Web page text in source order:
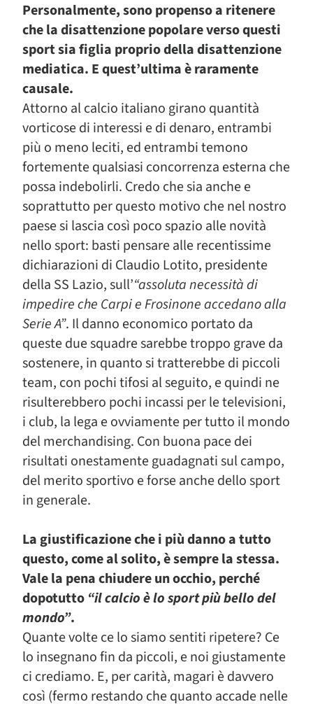
Personalmente, sono propenso a ritenere
che la disattenzione popolare verso questi
sport sia figlia proprio della disattenzione
mediatica. E quest’ultima è raramente
causale.
Attorno al calcio italiano girano quantità
vorticose di interessi e di denaro, entrambi
più o meno leciti, ed entrambi temono
fortemente qualsiasi concorrenza esterna che
possa indebolirli. Credo che sia anche e
soprattutto per questo motivo che nel nostro
paese si lascia così poco spazio alle novità
nello sport: basti pensare alle recentissime
dichiarazioni di Claudio Lotito, presidente
della SS Lazio, sull’“assoluta necessità di
impedire che Carpi e Frosinone accedano alla
Serie A”. Il danno economico portato da
queste due squadre sarebbe troppo grave da
sostenere, in quanto si tratterebbe di piccoli
team, con pochi tifosi al seguito, e quindi ne
risulterebbero pochi incassi per le televisioni,
i club, la lega e ovviamente per tutto il mondo
del merchandising. Con buona pace dei
risultati onestamente guadagnati sul campo,
del merito sportivo e forse anche dello sport
in generale.
La giustificazione che i più danno a tutto
questo, come al solito, è sempre la stessa.
Vale la pena chiudere un occhio, perché
dopotutto “il calcio è lo sport più bello del
mondo”.
Quante volte ce lo siamo sentiti ripetere? Ce
lo insegnano fin da piccoli, e noi giustamente
ci crediamo. E, per carità, magari è davvero
così (fermo restando che quanto accade nelle